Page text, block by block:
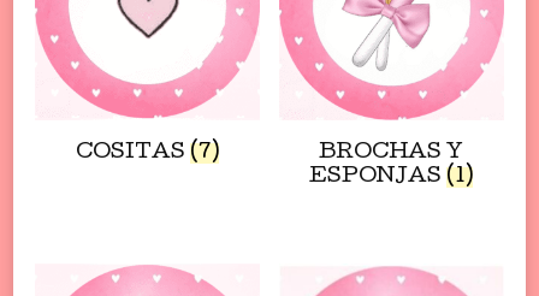
COSITAS (7)
BROCHAS Y
ESPONJAS (1)